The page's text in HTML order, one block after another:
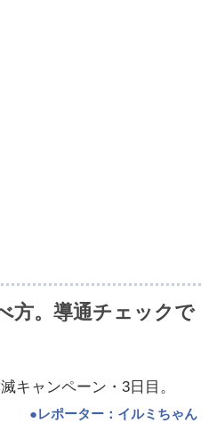
方。導通チェックで
キャンペーン・3日目。
●レポーター：イルミちゃん